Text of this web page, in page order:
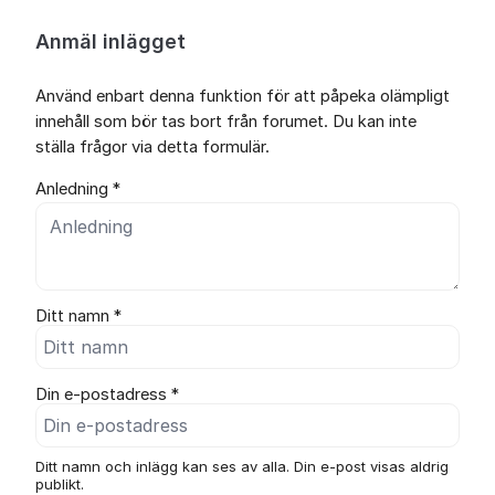
Anmäl inlägget
Använd enbart denna funktion för att påpeka olämpligt
innehåll som bör tas bort från forumet. Du kan inte
ställa frågor via detta formulär.
Anledning *
Ditt namn *
Din e-postadress *
Ditt namn och inlägg kan ses av alla. Din e-post visas aldrig
publikt.